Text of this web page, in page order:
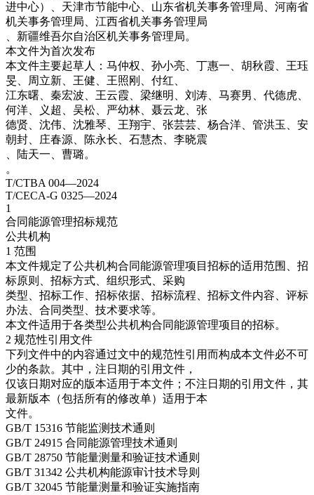
进中心）、天津市节能中心、山东省机关事务管理局、河南省
机关事务管理局、江西省机关事务管理局
、新疆维吾尔自治区机关事务管理局。
本文件为首次发布
本文件主要起草人：马仲权、孙小亮、丁惠一、胡秋霞、王珏
旻、周立新、王健、王照刚、付红、
江东曙、秦宏波、王云霞、梁继明、刘涛、马赛男、代德虎、
何洋、义超、吴松、严幼林、聂云龙、张
德贤、沈伟、沈雅琴、王翔宇、张芸芸、杨合洋、管洪玉、安
朝封、庄春源、陈永长、石慧杰、李晓震
、陆天一、曹璐。
。
T/CTBA 004—2024
T/CECA-G 0325—2024
1
合同能源管理招标规范
公共机构
1 范围
本文件规定了公共机构合同能源管理项目招标的适用范围、招
标原则、招标方式、组织形式、采购
类型、招标工作、招标依据、招标流程、招标文件内容、评标
办法、合同类型、技术要求等。
本文件适用于各类型公共机构合同能源管理项目的招标。
2 规范性引用文件
下列文件中的内容通过文中的规范性引用而构成本文件必不可
少的条款。其中，注日期的引用文件，
仅该日期对应的版本适用于本文件；不注日期的引用文件，其
最新版本（包括所有的修改单）适用于本
文件。
GB/T 15316 节能监测技术通则
GB/T 24915 合同能源管理技术通则
GB/T 28750 节能量测量和验证技术通则
GB/T 31342 公共机构能源审计技术导则
GB/T 32045 节能量测量和验证实施指南